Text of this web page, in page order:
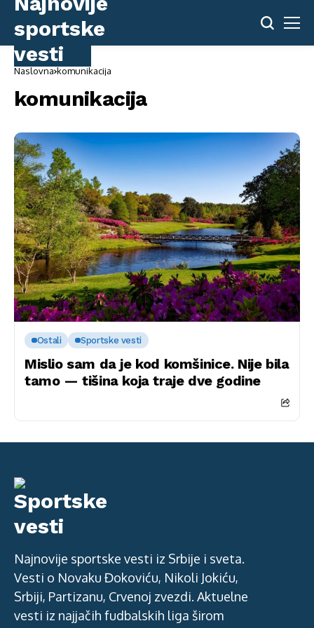
Naslovna komunikacija
komunikacija
Ostali Sportske vesti
Mislio sam da je kod komšinice. Nije bila
tamo — tišina koja traje dve godine
Najnovije sportske vesti iz Srbije i sveta.
Vesti o Novaku Đokoviću, Nikoli Jokiću,
Srbiji, Partizanu, Crvenoj zvezdi. Aktuelne
vesti iz najjačih fudbalskih liga širom